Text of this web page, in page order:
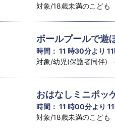
対象/18歳未満のこど
ボールプールで遊
時間： 11 時30分より
対象/幼児(保護者同伴
おはなしミニポッ
時間： 11 時00分より
対象/18歳未満のこど